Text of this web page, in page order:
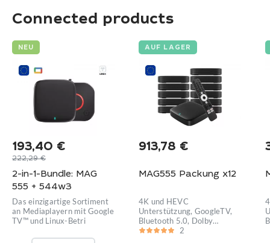
Connected products
NEU
193,40 €
222,29€
2-in-1-Bundle: MAG
555 + 544w3
Das einzigartige Sortiment
an Mediaplayern mit Google
TV™ und Linux-Betri
AUF LAGER
913,78 €
MAG555 Packung x12
4K und HEVC
Unterstützung, GoogleTV,
Bluetooth 5.0, Dolby
Digital™ Unter
2